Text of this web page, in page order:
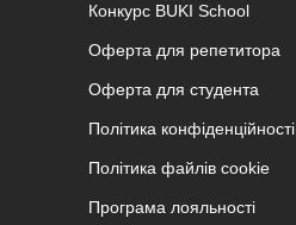
Конкурс BUKI School
Оферта для репетитора
Оферта для студента
Політика конфіденційності
Політика файлів cookie
Програма лояльності